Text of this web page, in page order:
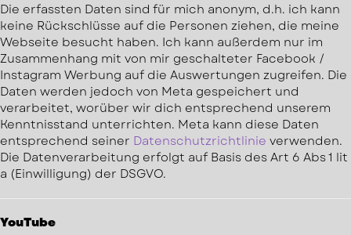
Die erfassten Daten sind für mich anonym, d.h. ich kann
keine Rückschlüsse auf die Personen ziehen, die meine
Webseite besucht haben. Ich kann außerdem nur im
Zusammenhang mit von mir geschalteter Facebook /
Instagram Werbung auf die Auswertungen zugreifen. Die
Daten werden jedoch von Meta gespeichert und
verarbeitet, worüber wir dich entsprechend unserem
Kenntnisstand unterrichten. Meta kann diese Daten
entsprechend seiner Datenschutzrichtlinie verwenden.
Die Datenverarbeitung erfolgt auf Basis des Art 6 Abs 1 lit
a (Einwilligung) der DSGVO.
YouTube